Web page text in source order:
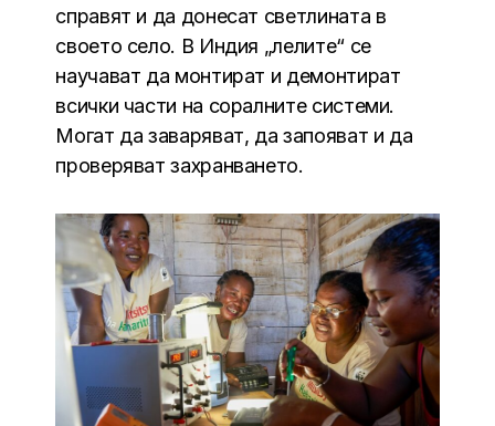
справят и да донесат светлината в
своето село. В Индия „лелите“ се
научават да монтират и демонтират
всички части на соралните системи.
Могат да заваряват, да запояват и да
проверяват захранването.